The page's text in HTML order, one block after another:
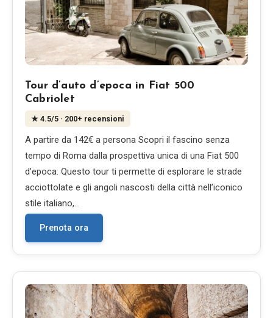
Tour d’auto d’epoca in Fiat 500
Cabriolet
★ 4.5/5 · 200+ recensioni
A partire da 142€ a persona Scopri il fascino senza
tempo di Roma dalla prospettiva unica di una Fiat 500
d’epoca. Questo tour ti permette di esplorare le strade
acciottolate e gli angoli nascosti della città nell’iconico
stile italiano,…
Prenota ora